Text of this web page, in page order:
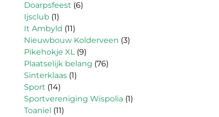
Doarpsfeest (6)
Ijsclub (1)
It Ambyld (11)
Nieuwbouw Kolderveen (3)
Pikehokje XL(9)
Plaatselijk belang (76)
Sinterklaas (1)
Sport (14)
Sportvereniging Wispolia (1)
Toaniel (11)